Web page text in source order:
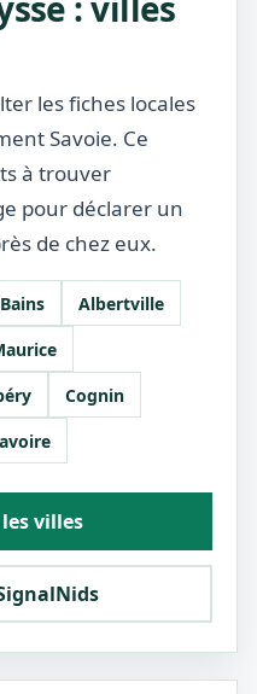
les fiches locales
Savoie. Ce
à trouver
pour déclarer un
de chez eux.
Albertville
Cognin
villes